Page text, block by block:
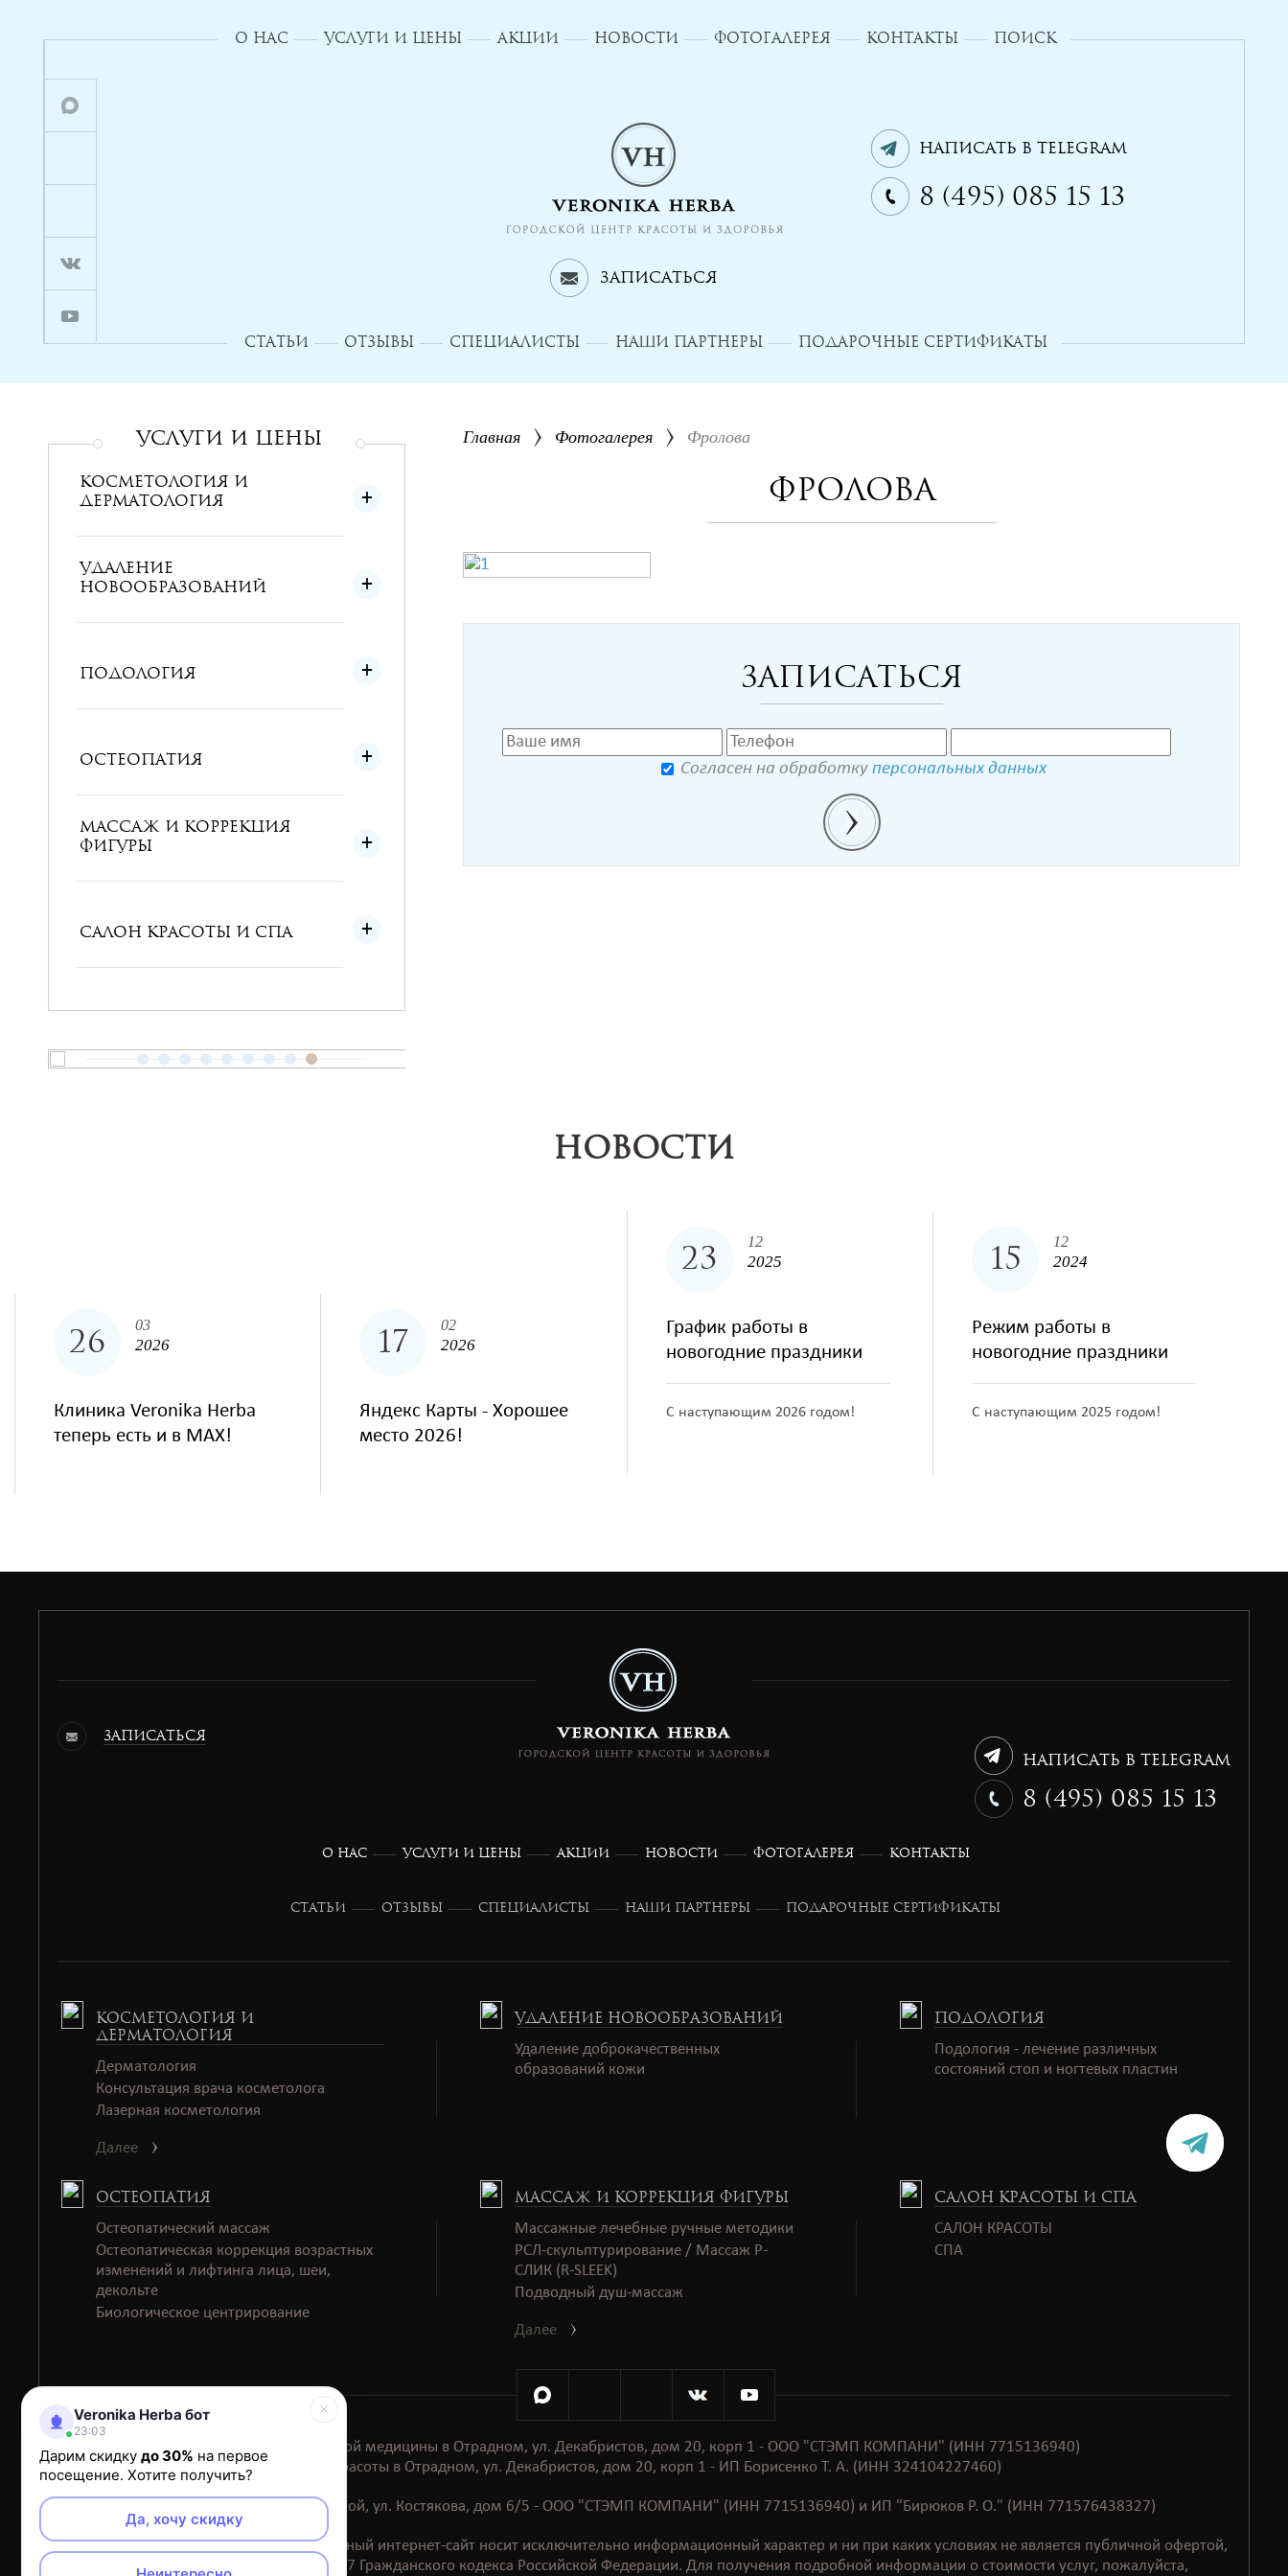
О НАС УСЛУГИ И ЦЕНЫ АКЦИИ НОВОСТИ ФОТОГАЛЕРЕЯ КОНТАКТЫ ПОИСК
СТАТЬИ ОТЗЫВЫ СПЕЦИАЛИСТЫ НАШИ ПАРТНЕРЫ ПОДАРОЧНЫЕ СЕРТИФИКАТЫ
Написать в Telegram
8 (495) 085 15 13
Записаться
УСЛУГИ и ЦЕНЫ
КОСМЕТОЛОГИЯ И
ДЕРМАТОЛОГИЯ
УДАЛЕНИЕ
НОВООБРАЗОВАНИЙ
ПОДОЛОГИЯ
ОСТЕОПАТИЯ
МАССАЖ И КОРРЕКЦИЯ
ФИГУРЫ
САЛОН КРАСОТЫ И СПА
Главная Фотогалерея Фролова
Фролова
Записаться
Согласен на обработку персональных данных
НОВОСТИ
26 03
2026
Клиника Veronika Herba
теперь есть и в MAX!
17 02
2026
Яндекс Карты - Хорошее
место 2026!
23 12
2025
График работы в
новогодние праздники
С наступающим 2026 годом!
15 12
2024
Режим работы в
новогодние праздники
С наступающим 2025 годом!
зАПИСАТЬСЯ
Написать в Telegram
8 (495) 085 15 13
О НАС УСЛУГИ И ЦЕНЫ АКЦИИ НОВОСТИ ФОТОГАЛЕРЕЯ КОНТАКТЫ
СТАТЬИ ОТЗЫВЫ СПЕЦИАЛИСТЫ НАШИ ПАРТНЕРЫ ПОДАРОЧНЫЕ СЕРТИФИКАТЫ
КОСМЕТОЛОГИЯ И
ДЕРМАТОЛОГИЯ
Дерматология
Консультация врача косметолога
Лазерная косметология
Далее
САЛОН КРАСОТЫ И СПА
САЛОН КРАСОТЫ
СПАㅤㅤ
УДАЛЕНИЕ НОВООБРАЗОВАНИЙ
Удаление доброкачественных
образований кожи
ПОДОЛОГИЯ
Подология - лечение различных
состояний стоп и ногтевых пластин
ОСТЕОПАТИЯ
Остеопатический массаж
Остеопатическая коррекция возрастных
изменений и лифтинга лица, шеи,
декольте
Биологическое центрирование
МАССАЖ И КОРРЕКЦИЯ ФИГУРЫ
Массажные лечебные ручные методики
РСЛ-скульптурирование / Массаж Р-
СЛИК (R-SLEEK)
Подводный душ-массаж
Далее
Клиника эстетической медицины в Отрадном, ул. Декабристов, дом 20, корп 1 - ООО "СТЭМП КОМПАНИ" (ИНН 7715136940)
Салон красоты в Отрадном, ул. Декабристов, дом 20, корп 1 - ИП Борисенко Т. А. (ИНН 324104227460)
Салон красоты на Тимирязевской, ул. Костякова, дом 6/5 - ООО "СТЭМП КОМПАНИ" (ИНН 7715136940) и ИП "Бирюков Р. О." (ИНН 771576438327)
Обращаем ваше внимание на то, что данный интернет-сайт носит исключительно информационный характер и ни при каких условиях не является публичной офертой,
определяемой положениями ст. 437 Гражданского кодекса Российской Федерации. Для получения подробной информации о стоимости услуг, пожалуйста,
Veronika Herba бот
23:03
Дарим скидку до 30% на первое
посещение. Хотите получить?
Да, хочу скидку